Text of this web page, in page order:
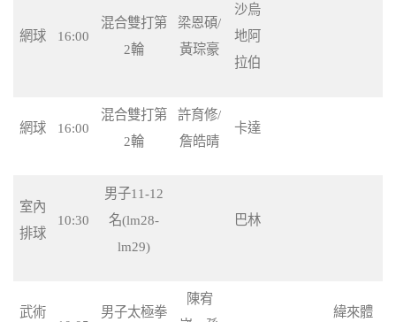
網球 16:00
混合雙打第
2輪
梁恩碩/
黃琮豪
沙烏
地阿
拉伯
網球 16:00
混合雙打第
2輪
許育修/
詹皓晴
卡達
室內
排球
10:30
男子11-12
名(lm28-
lm29)
巴林
武術
男子太極拳
陳宥
緯來體